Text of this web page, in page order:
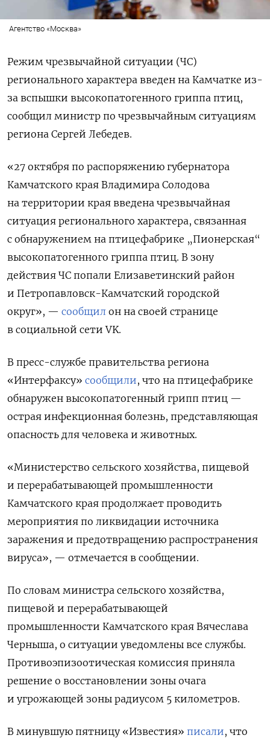
Агентство «Москва»
Режим чрезвычайной ситуации (ЧС)
регионального характера введен на Камчатке из-
за вспышки высокопатогенного гриппа птиц,
сообщил министр по чрезвычайным ситуациям
региона Сергей Лебедев.
«27 октября по распоряжению губернатора
Камчатского края Владимира Солодова
на территории края введена чрезвычайная
ситуация регионального характера, связанная
с обнаружением на птицефабрике „Пионерская“
высокопатогенного гриппа птиц. В зону
действия ЧС попали Елизаветинский район
и Петропавловск-Камчатский городской
округ», — сообщил он на своей странице
в социальной сети VK.
В пресс-службе правительства региона
«Интерфаксу» сообщили, что на птицефабрике
обнаружен высокопатогенный грипп птиц —
острая инфекционная болезнь, представляющая
опасность для человека и животных.
«Министерство сельского хозяйства, пищевой
и перерабатывающей промышленности
Камчатского края продолжает проводить
мероприятия по ликвидации источника
заражения и предотвращению распространения
вируса», — отмечается в сообщении.
По словам министра сельского хозяйства,
пищевой и перерабатывающей
промышленности Камчатского края Вячеслава
Черныша, о ситуации уведомлены все службы.
Противоэпизоотическая комиссия приняла
решение о восстановлении зоны очага
и угрожающей зоны радиусом 5 километров.
В минувшую пятницу «Известия» писали, что